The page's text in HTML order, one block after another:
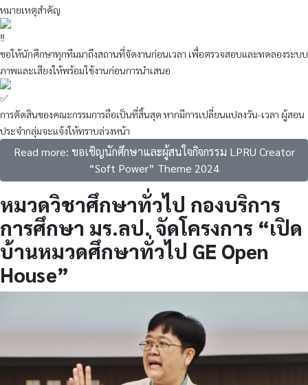
หมายเหตุสำคัญ
ขอให้นักศึกษาทุกทีมมาถึงสถานที่จัดงานก่อนเวลา เพื่อตรวจสอบและทดลองระบบ
ภาพและเสียงให้พร้อมใช้งานก่อนการนำเสนอ
การตัดสินของคณะกรรมการถือเป็นที่สิ้นสุด หากมีการเปลี่ยนแปลงวัน-เวลา ผู้สอน
ประจำกลุ่มจะแจ้งให้ทราบล่วงหน้า
Read more: ขอเชิญนักศึกษาและผู้สนใจกิจกรรม LPRU Creator
“Soft Power” Theme 2024
หมวดวิชาศึกษาทั่วไป กองบริการ
การศึกษา มร.ลป. จัดโครงการ “เปิด
บ้านหมวดศึกษาทั่วไป GE Open
House”